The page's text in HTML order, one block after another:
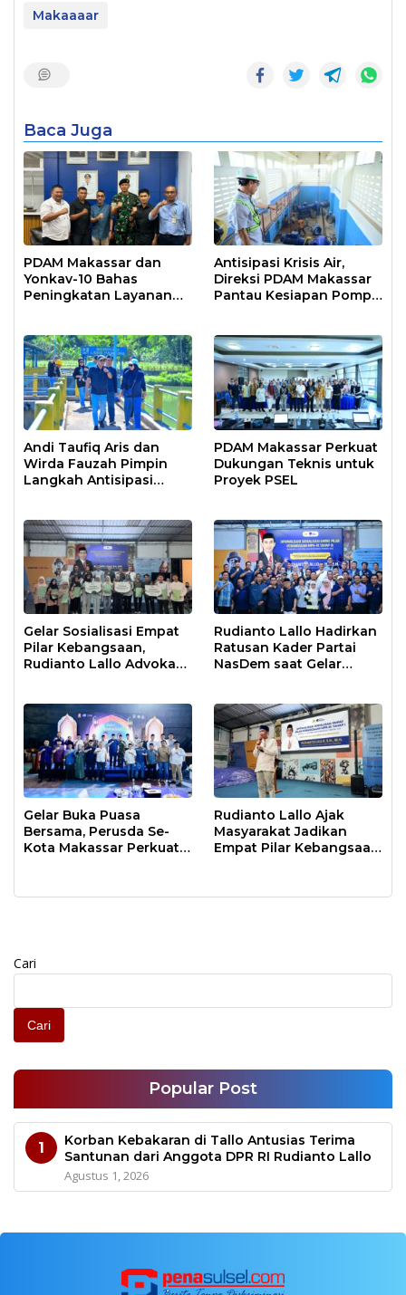
Makaaaar
Baca Juga
PDAM Makassar dan
Yonkav-10 Bahas
Peningkatan Layanan
Antisipasi Krisis Air,
Direksi PDAM Makassar
Pantau Kesiapan Pompa
Andi Taufiq Aris dan
Wirda Fauzah Pimpin
Langkah Antisipasi
PDAM Makassar Perkuat
Dukungan Teknis untuk
Proyek PSEL
Gelar Sosialisasi Empat
Pilar Kebangsaan,
Rudianto Lallo Advokasi
Rudianto Lallo Hadirkan
Ratusan Kader Partai
NasDem saat Gelar
Gelar Buka Puasa
Bersama, Perusda Se-
Kota Makassar Perkuat
Rudianto Lallo Ajak
Masyarakat Jadikan
Empat Pilar Kebangsaan
Cari
Cari
Popular Post
1
Korban Kebakaran di Tallo Antusias Terima
Santunan dari Anggota DPR RI Rudianto Lallo
Agustus 1, 2026